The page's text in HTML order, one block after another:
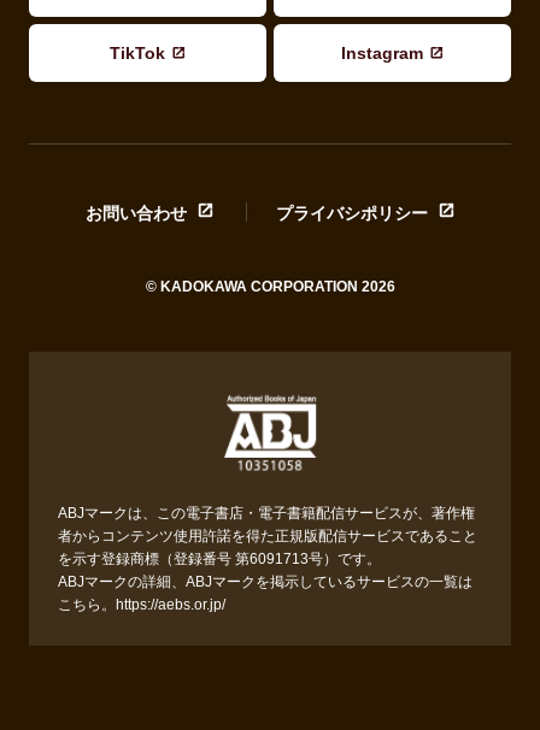
TikTok Instagram
お問い合わせ プライバシポリシー
© KADOKAWA CORPORATION 2026
ABJマークは、この電子書店・電子書籍配信サービスが、著作権
者からコンテンツ使用許諾を得た正規版配信サービスであること
を示す登録商標（登録番号 第6091713号）です。
ABJマークの詳細、ABJマークを掲示しているサービスの一覧は
こちら。
https://aebs.or.jp/